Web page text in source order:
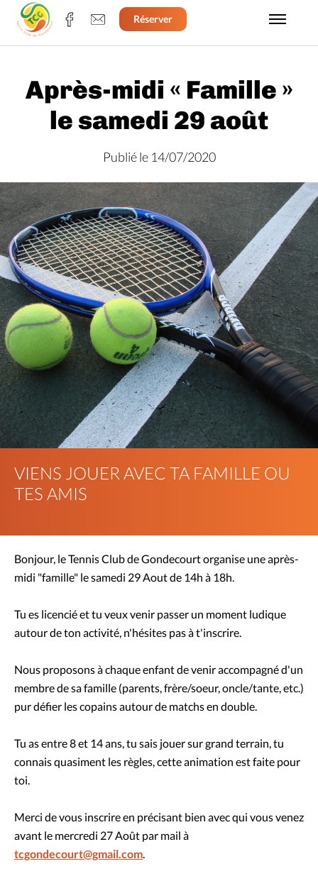
Réserver
Après-midi « Famille »
le samedi 29 août
Publié le 14/07/2020
VIENS JOUER AVEC TA FAMILLE OU
TES AMIS
Bonjour, le Tennis Club de Gondecourt organise une après-
midi "famille" le samedi 29 Aout de 14h à 18h.
Tu es licencié et tu veux venir passer un moment ludique
autour de ton activité, n'hésites pas à t'inscrire.
Nous proposons à chaque enfant de venir accompagné d'un
membre de sa famille (parents, frère/soeur, oncle/tante, etc.)
pur défier les copains autour de matchs en double.
Tu as entre 8 et 14 ans, tu sais jouer sur grand terrain, tu
connais quasiment les règles, cette animation est faite pour
toi.
Merci de vous inscrire en précisant bien avec qui vous venez
avant le mercredi 27 Août par mail à
tcgondecourt@gmail.com.